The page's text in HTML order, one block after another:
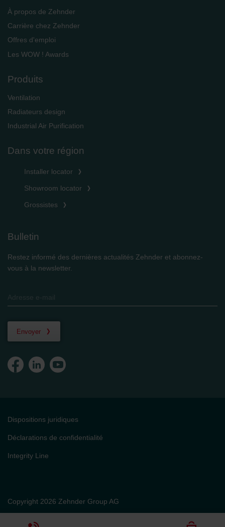
À propos de Zehnder
Carrière chez Zehnder
Offres d'emploi
Les WOW ! Awards
Produits
Ventilation
Radiateurs design
Industrial Air Purification
Dans votre région
Installer locator
Showroom locator
Grossistes
Bulletin
Restez informé des dernières actualités Zehnder et abonnez-
vous à la newsletter.
Envoyer
Copyright 2026 Zehnder Group AG
Dispositions juridiques
Déclarations de confidentialité
Integrity Line